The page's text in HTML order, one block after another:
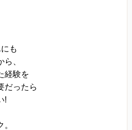
も
、
経験を
だったら
!